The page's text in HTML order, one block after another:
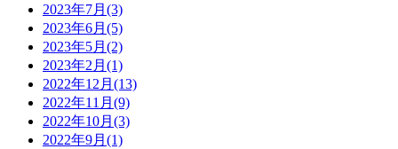
2023年7月(3)
2023年6月(5)
2023年5月(2)
2023年2月(1)
2022年12月(13)
2022年11月(9)
2022年10月(3)
2022年9月(1)